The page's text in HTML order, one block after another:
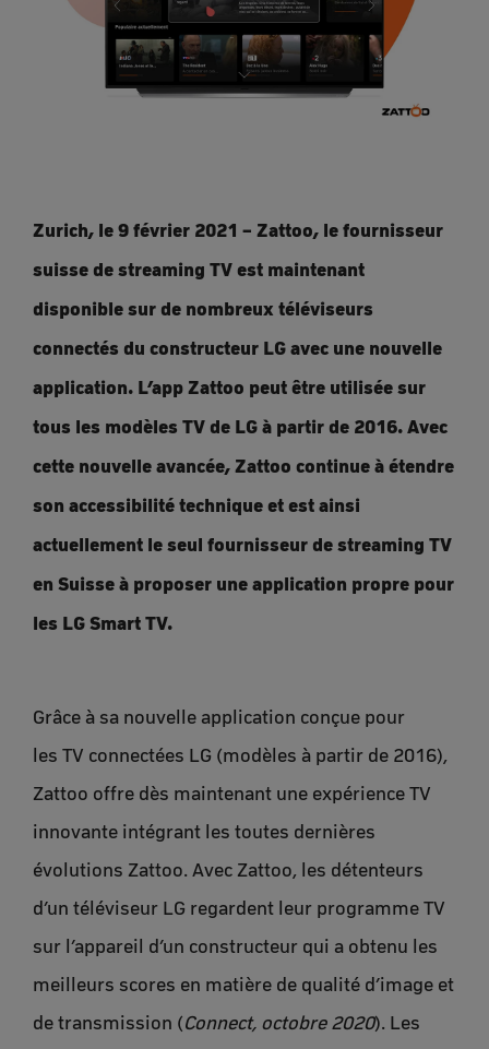
Zurich, le 9 février 2021 – Zattoo, le fournisseur
suisse de streaming TV est maintenant
disponible sur de nombreux téléviseurs
connectés du constructeur LG avec une nouvelle
application. L’app Zattoo peut être utilisée sur
tous les modèles TV de LG à partir de 2016. Avec
cette nouvelle avancée, Zattoo continue à étendre
son accessibilité technique et est ainsi
actuellement le seul fournisseur de streaming TV
en Suisse à proposer une application propre pour
les LG Smart TV.
Grâce à sa nouvelle application conçue pour
les TV connectées LG (modèles à partir de 2016),
Zattoo offre dès maintenant une expérience TV
innovante intégrant les toutes dernières
évolutions Zattoo. Avec Zattoo, les détenteurs
d’un téléviseur LG regardent leur programme TV
sur l’appareil d’un constructeur qui a obtenu les
meilleurs scores en matière de qualité d’image et
de transmission (Connect, octobre 2020). Les